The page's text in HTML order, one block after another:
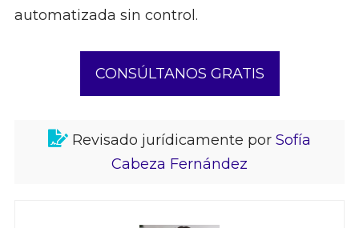
automatizada sin control.
CONSÚLTANOS GRATIS
Revisado jurídicamente por Sofía
Cabeza Fernández